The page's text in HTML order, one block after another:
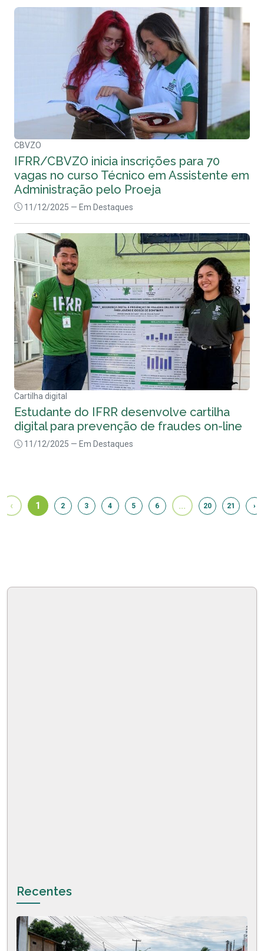
CBVZO
IFRR/CBVZO inicia inscrições para 70
vagas no curso Técnico em Assistente em
Administração pelo Proeja
11/12/2025 — Em Destaques
Cartilha digital
Estudante do IFRR desenvolve cartilha
digital para prevenção de fraudes on-line
11/12/2025 — Em Destaques
‹ 1 2 3 4 5 6 ... 20 21 ›
Recentes